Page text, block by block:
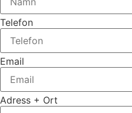
Telefon
Email
Adress + Ort